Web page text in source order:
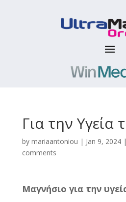
Για την
by mariaantoniou | Jan 9, 2024|
comments
Μαγνήσιο για την